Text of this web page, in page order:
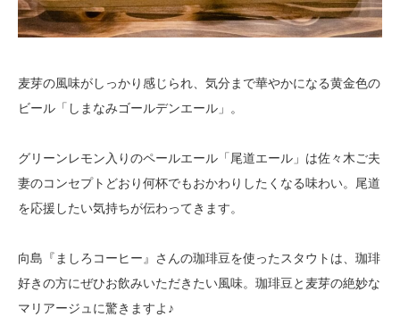
麦芽の風味がしっかり感じられ、気分まで華やかになる黄金色の
ビール「しまなみゴールデンエール」。
グリーンレモン入りのペールエール「尾道エール」は佐々木ご夫
妻のコンセプトどおり何杯でもおかわりしたくなる味わい。尾道
を応援したい気持ちが伝わってきます。
向島『ましろコーヒー』さんの珈琲豆を使ったスタウトは、珈琲
好きの方にぜひお飲みいただきたい風味。珈琲豆と麦芽の絶妙な
マリアージュに驚きますよ♪